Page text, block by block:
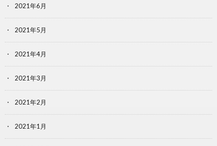
2021年6月
2021年5月
2021年4月
2021年3月
2021年2月
2021年1月